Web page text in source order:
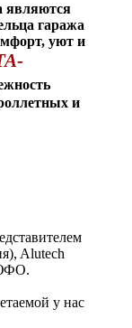
являются
гаража
уют и
и
Alutech
у нас